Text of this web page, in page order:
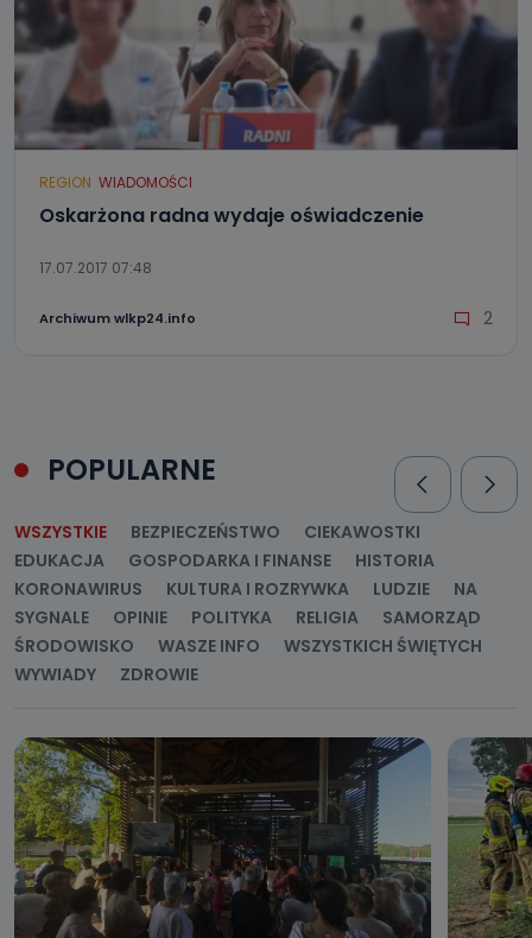
REGION WIADOMOŚCI
Oskarżona radna wydaje oświadczenie
17.07.2017 07:48
Archiwum wlkp24.info 2
POPULARNE
WSZYSTKIE BEZPIECZEŃSTWO
CIEKAWOSTKI
EDUKACJA
GOSPODARKA I FINANSE
HISTORIA
KORONAWIRUS
KULTURA I ROZRYWKA LUDZIE
NA
SYGNALE
OPINIE POLITYKA RELIGIA
SAMORZĄD
ŚRODOWISKO
WASZE INFO
WSZYSTKICH ŚWIĘTYCH
WYWIADY
ZDROWIE